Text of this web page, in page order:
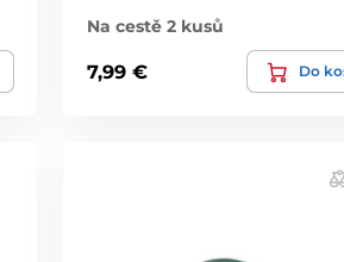
Na cestě 2 kusů
7,99 € Do